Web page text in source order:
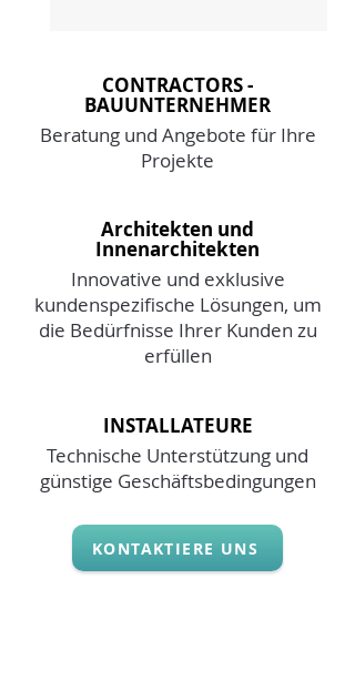
CONTRACTORS -
BAUUNTERNEHMER
Beratung und Angebote für Ihre
Projekte
Architekten und
Innenarchitekten
Innovative und exklusive
kundenspezifische Lösungen, um
die Bedürfnisse Ihrer Kunden zu
erfüllen
INSTALLATEURE
Technische Unterstützung und
günstige Geschäftsbedingungen
KONTAKTIERE UNS